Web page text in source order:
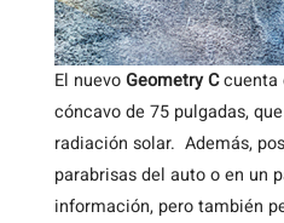
El nuevoGeometry Ccuenta
cóncavo de 75 pulgadas,
radiación solar. Además,
parabrisas del auto o en un
información, pero también